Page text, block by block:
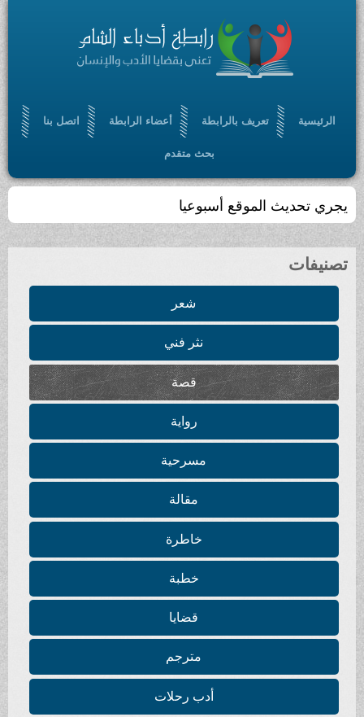
الرئيسية تعريف بالرابطة أعضاء الرابطة اتصل بنا
بحث متقدم
يجري تحديث الموقع أسبوعيا
تصنيفات
شعر
نثر فني
قصة
رواية
مسرحية
مقالة
خاطرة
خطبة
قضايا
مترجم
أدب رحلات